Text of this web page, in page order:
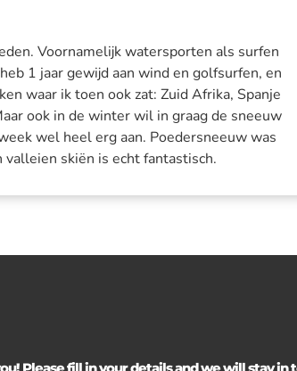
Voornamelijk watersporten als surfen
1 jaar gewijd aan wind en golfsurfen, en
waar ik toen ook zat: Zuid Afrika, Spanje
ook in de winter wil in graag de sneeuw
wel heel erg aan. Poedersneeuw was
skiën is echt fantastisch.